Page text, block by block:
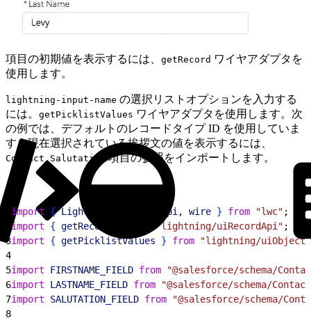
項目の初期値を表示するには、 getRecord ワイヤアダプタを
使用します。
lightning-input-name の選択リストオプションを入力する
には。 getPicklistValues ワイヤアダプタを使用します。次
の例では、デフォルトのレコードタイプ ID を使用していま
す。現在選択されている挨拶文の値を表示するには、
Contact.Salutation 項目の参照をインポートします。
import { LightningElement api , wire } from "lwc" ;
import { getRecord "lightning/uiRecordApi" ;
3import { getPicklistValues } from "lightning/
4
5import FIRSTNAME_FIELD from "@salesforce/schema/
6import LASTNAME_FIELD from "@salesforce/schema/
7import SALUTATION_FIELD from "@salesforce/schema/
8